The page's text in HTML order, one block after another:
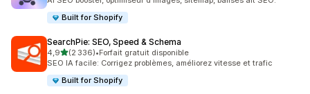
Built for Shopify
SearchPie: SEO, Speed & Schema
4,9étoile(s) sur 5
(2 336)
2336 avis au total
•Forfait gratuit disponible
SEO IA facile: Corrigez problèmes, améliorez vitesse et trafic
Built for Shopify